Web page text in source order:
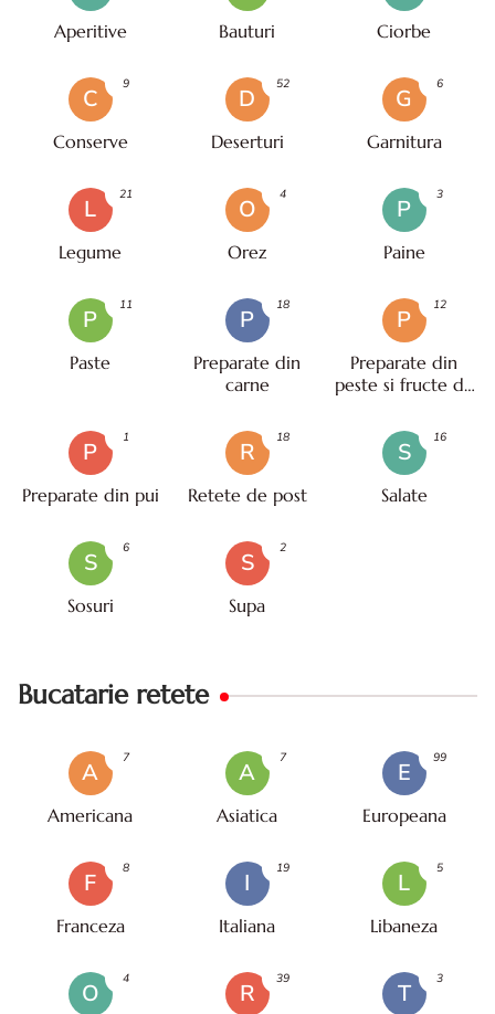
Aperitive Bauturi Ciorbe
C
Conserve
9
D
Deserturi
52
G
Garnitura
6
L
Legume
21
O
Orez
4
P
Paine
3
P
Paste
11
P
Preparate din
carne
18
P
Preparate din
peste si fructe de
12
P
Preparate din pui
1
R
Retete de post
18
S
Salate
16
S
Sosuri
6
S
Supa
2
Bucatarie retete
A
Americana
7
A
Asiatica
7
E
Europeana
99
F
Franceza
8
I
Italiana
19
L
Libaneza
5
O
4
R
39
T
3